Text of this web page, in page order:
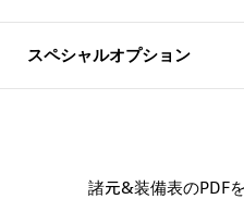
スペシャルオプション
諸元&装備表のPDF